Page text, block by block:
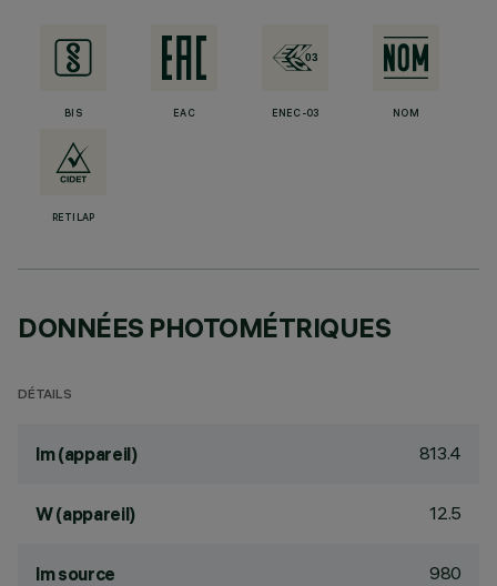
BIS EAC ENEC-03 NOM
RETILAP
DONNÉES PHOTOMÉTRIQUES
DÉTAILS
lm (appareil) 813.4
W (appareil) 12.5
lm source 980